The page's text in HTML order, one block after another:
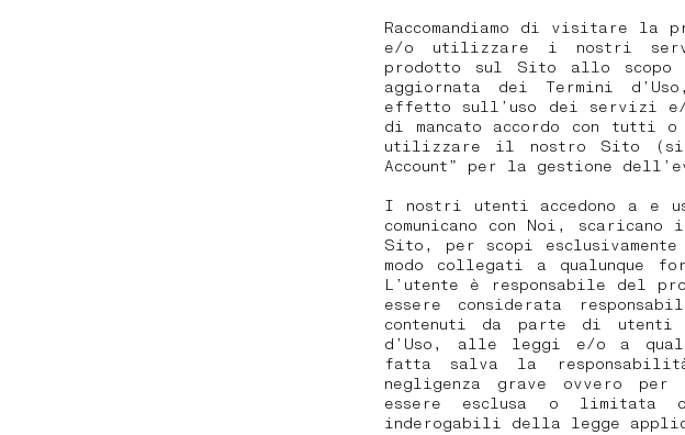
Raccomandiamo di visitare la
e/o utilizzare i nostri
prodotto sul Sito allo
aggiornata dei Termini
effetto sull’uso dei servizi
di mancato accordo con tutti
utilizzare il nostro Sito (si
Account” per la gestione
I nostri utenti accedono a e
comunicano con Noi, scaricano
Sito, per scopi
modo collegati a qualunque
L’utente è responsabile del
essere considerata
contenuti da parte di utenti
d’Uso, alle leggi e/o a
fatta salva la
negligenza grave ovvero
essere esclusa o limitata
inderogabili della legge